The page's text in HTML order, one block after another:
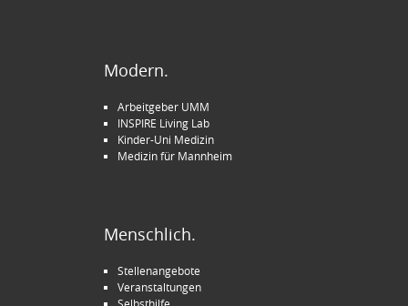
Modern.
Arbeitgeber UMM
INSPIRE Living Lab
Kinder-Uni Medizin
Medizin für Mannheim
Menschlich.
Stellenangebote
Veranstaltungen